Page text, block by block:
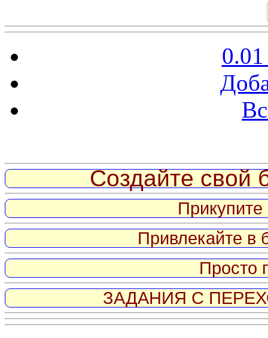
Создайте свой
Привлекайте в
Просто
ЗАДАНИЯ С